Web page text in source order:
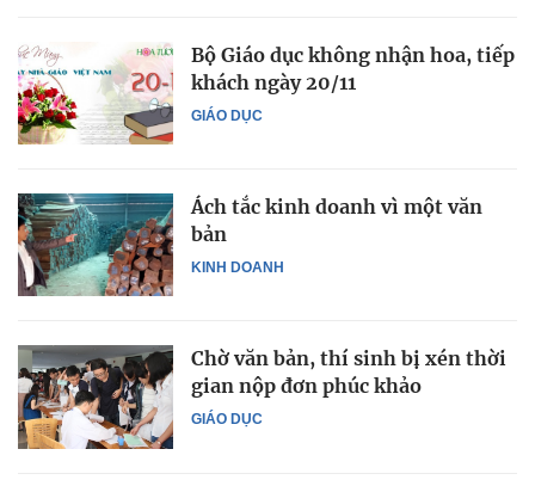
GIÁO DỤC
Bộ Giáo dục không nhận hoa, tiếp
khách ngày 20/11
KINH DOANH
Ách tắc kinh doanh vì một văn
bản
GIÁO DỤC
Chờ văn bản, thí sinh bị xén thời
gian nộp đơn phúc khảo